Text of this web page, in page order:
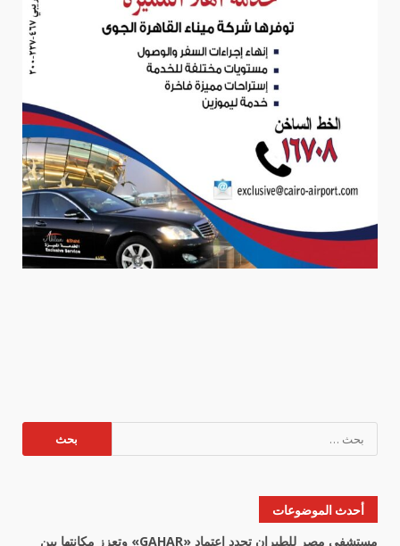
عن:
أحدث الموضوعات
مستشفى مصر للطيران تجدد اعتماد «GAHAR» وتعزز مكانتها بين